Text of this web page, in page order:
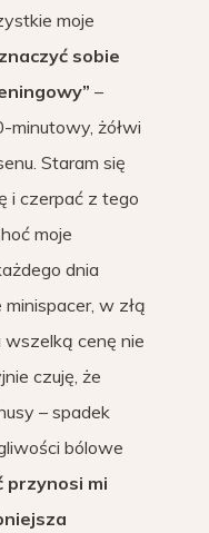
moje
sobie
–
minutowy, żółwi
Staram się
i czerpać z tego
moje
dnia
w złą
wszelką cenę nie
czuję, że
– spadek
bólowe
przynosi mi